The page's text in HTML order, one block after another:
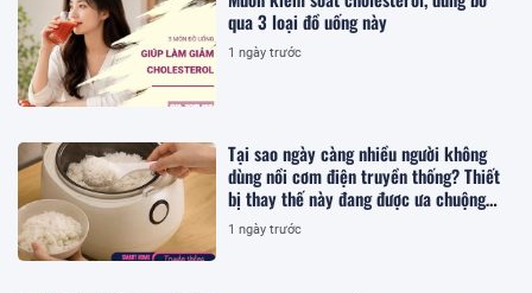
qua 3 loại đồ uống này
1 ngày trước
Tại sao ngày càng nhiều người không
dùng nồi cơm điện truyền thống? Thiết
bị thay thế này đang được ưa chuộng
hơn
1 ngày trước